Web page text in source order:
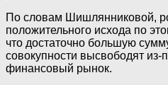
По словам Шишлянниковой,
положительного исхода по
что достаточно большую
совокупности высвободят из-
финансовый рынок.